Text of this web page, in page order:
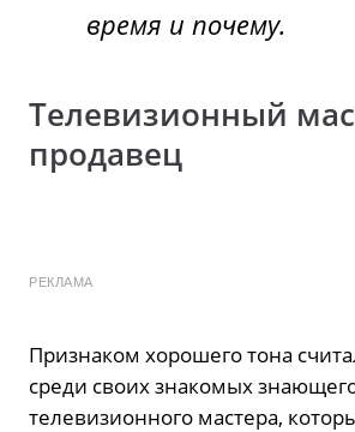
время и почему.
Телевизионный
продавец
РЕКЛАМА
Признаком хорошего тона
среди своих знакомых
телевизионного мастера,